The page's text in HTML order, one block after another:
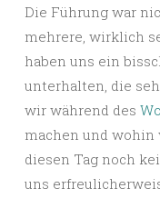
Die Führung war
mehrere, wirklich
haben uns ein
unterhalten, die
wir während des
machen und wohin
diesen Tag noch
uns